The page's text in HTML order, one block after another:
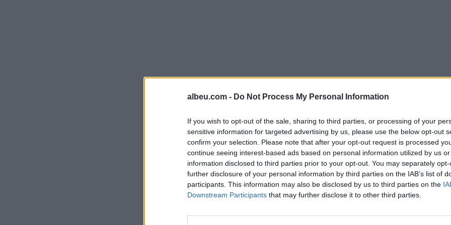
albeu.com - Do Not Process My Personal Information
If you wish to opt-out of the sale, sharing to third parties, or processing of your
sensitive information for targeted advertising by us, please use the below opt-out
confirm your selection. Please note that after your opt-out request is processed
continue seeing interest-based ads based on personal information utilized by us
information disclosed to third parties prior to your opt-out. You may separately
further disclosure of your personal information by third parties on the IAB’s list of
participants. This information may also be disclosed by us to third parties on the
Downstream Participants that may further disclose it to other third parties.